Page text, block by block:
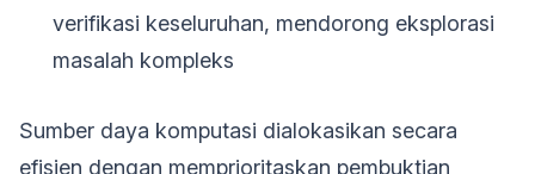
verifikasi keseluruhan, mendorong eksplorasi
masalah kompleks
Sumber daya komputasi dialokasikan secara
efisien dengan memprioritaskan pembuktian